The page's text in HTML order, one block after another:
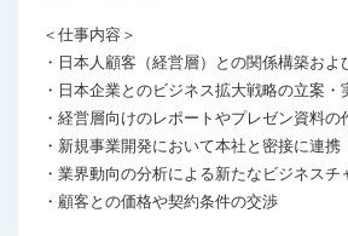
＜仕事内容＞
・日本人顧客（経営層）との関係構築およ
・日本企業とのビジネス拡大戦略の立案・
・経営層向けのレポートやプレゼン資料の
・新規事業開発において本社と密接に連携
・業界動向の分析による新たなビジネスチ
・顧客との価格や契約条件の交渉